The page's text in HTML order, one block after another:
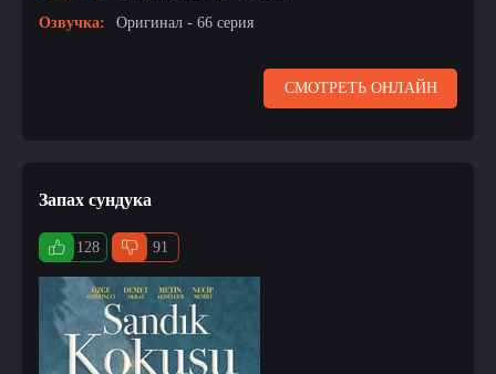
Озвучка:
Оригинал - 66 серия
СМОТРЕТЬ ОНЛАЙН
Запах сундука
128 91